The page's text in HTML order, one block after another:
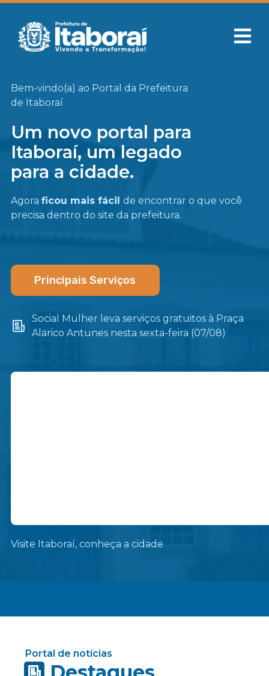
Bem-vindo(a) ao Portal da Prefeitura
de Itaboraí
Um novo portal para
Itaboraí, um legado
para a cidade.
Agora ficou mais fácil de encontrar o que você
precisa dentro do site da prefeitura.
Principais Serviços
Social Mulher leva serviços gratuitos à Praça
Alarico Antunes nesta sexta-feira (07/08)
Visite Itaboraí, conheça a cidade
Portal de notícias